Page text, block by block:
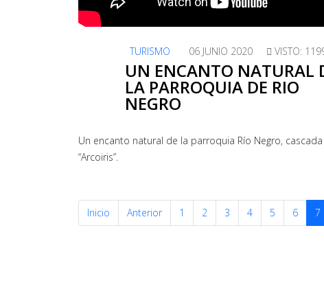
TURISMO 06 JUNIO 2020 VISTO:
UN ENCANTO NATURAL
LA PARROQUIA DE RIO
NEGRO
Un encanto natural de la parroquia Río Negro, cascada
“Arcoiris”.
Inicio Anterior 1 2 3 4 5 6 7